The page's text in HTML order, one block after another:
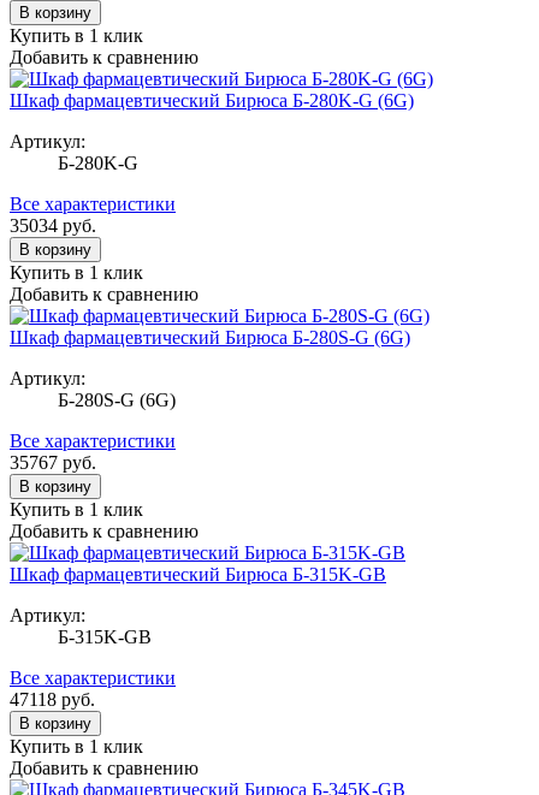
В корзину
Купить в 1 клик
Добавить к сравнению
Шкаф фармацевтический Бирюса Б-280K-G (6G)
Артикул:
Б-280K-G
Все характеристики
35034 руб.
В корзину
Купить в 1 клик
Добавить к сравнению
Шкаф фармацевтический Бирюса Б-280S-G (6G)
Артикул:
Б-280S-G (6G)
Все характеристики
35767 руб.
В корзину
Купить в 1 клик
Добавить к сравнению
Шкаф фармацевтический Бирюса Б-315K-GB
Артикул:
Б-315K-GB
Все характеристики
47118 руб.
В корзину
Купить в 1 клик
Добавить к сравнению